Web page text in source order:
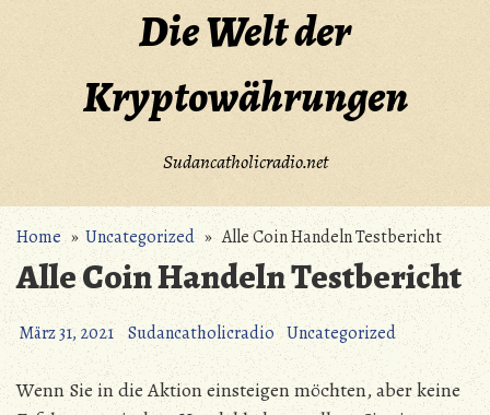
Die Welt der
Kryptowährungen
Sudancatholicradio.net
Home»Uncategorized» Alle Coin Handeln Testbericht
Alle Coin Handeln Testbericht
März 31, 2021 Sudancatholicradio Uncategorized
Wenn Sie in die Aktion einsteigen möchten, aber keine